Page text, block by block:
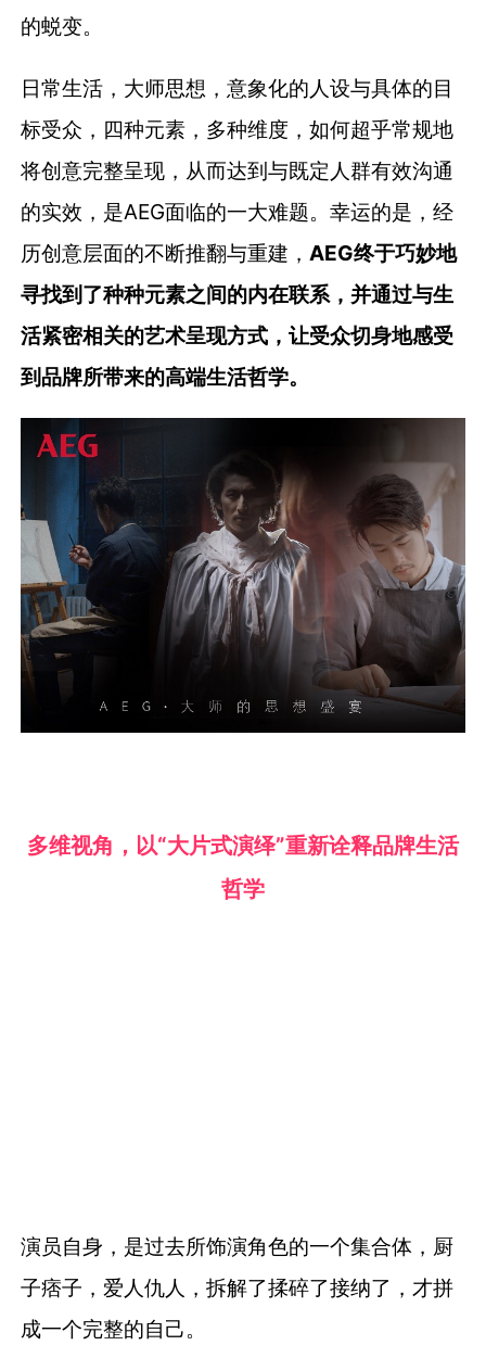
的蜕变。
日常生活，大师思想，意象化的人设与具体的目
标受众，四种元素，多种维度，如何超乎常规地
将创意完整呈现，从而达到与既定人群有效沟通
的实效，是AEG面临的一大难题。幸运的是，经
历创意层面的不断推翻与重建，AEG终于巧妙地
寻找到了种种元素之间的内在联系，并通过与生
活紧密相关的艺术呈现方式，让受众切身地感受
到品牌所带来的高端生活哲学。
多维视角，以“大片式演绎”重新诠释品牌生活
哲学
演员自身，是过去所饰演角色的一个集合体，厨
子痞子，爱人仇人，拆解了揉碎了接纳了，才拼
成一个完整的自己。